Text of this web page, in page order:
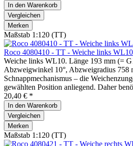
In den Warenkorb
Vergleichen
Merken
Maßstab 1:120 (TT)
Roco 4080410 - TT - Weiche links WL10
Weiche links WL10. Länge 193 mm (=
Abzweigwinkel 10°, Abzweigradius 758
Schnappmechanismus – die
gewählten Position anliegend. Daher
20,40 € *
In den Warenkorb
Vergleichen
Merken
Maßstab 1:120 (TT)